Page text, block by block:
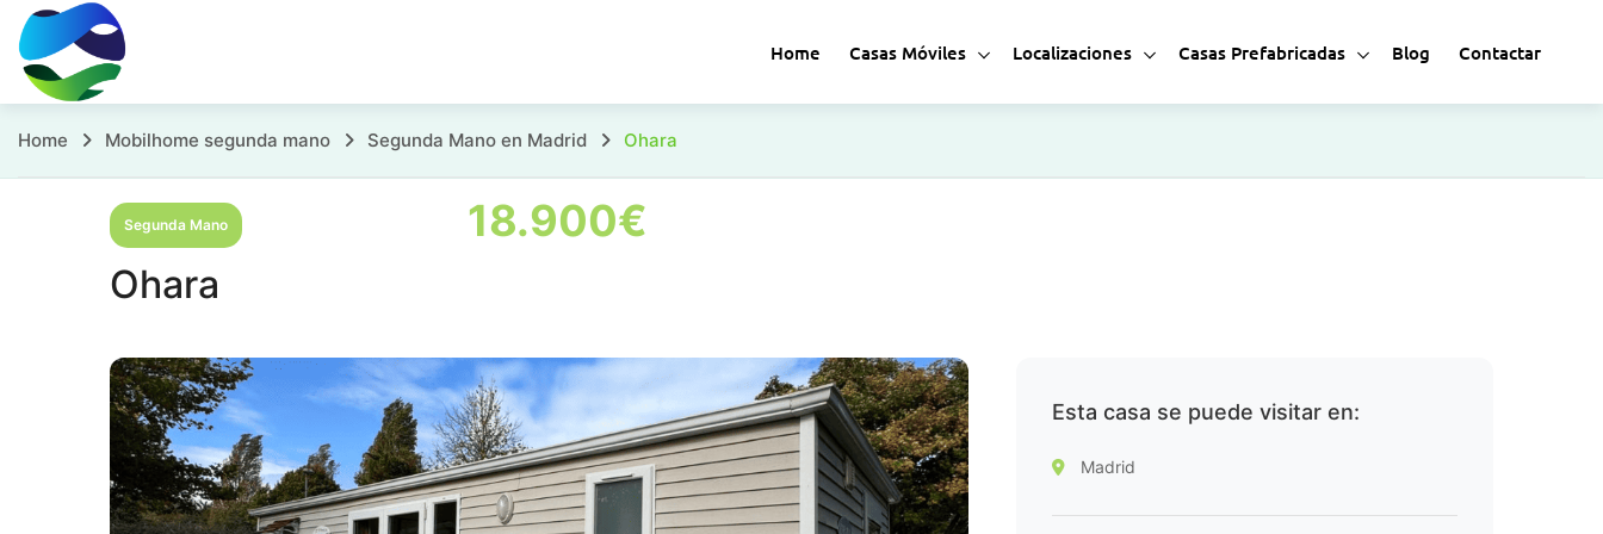
Skip
content
Home Casas Móviles Localizaciones Casas Prefabricadas Blog Contactar
Ohara
Home Mobilhome segunda mano Segunda Mano en Madrid Ohara
Segunda Mano
Ohara
18.900€
Esta casa se puede visitar en:
Madrid